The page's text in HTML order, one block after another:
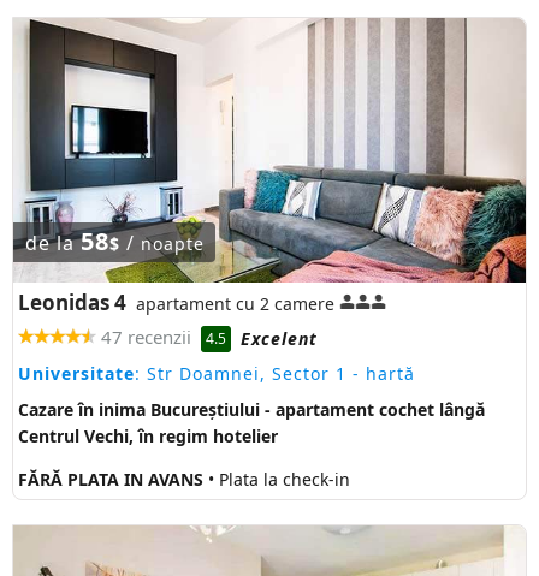
de la58$ / noapte
Leonidas 4 apartament cu 2 camere
47 recenzii 4.5
Excelent
Universitate: Str Doamnei, Sector 1 - hartă
Cazare în inima Bucureștiului - apartament cochet lângă
Centrul Vechi, în regim hotelier
FĂRĂ PLATA IN AVANS • Plata la check-in